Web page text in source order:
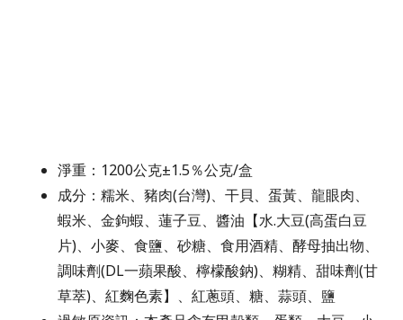
淨重：1200公克±1.5％公克/盒
成分：糯米、豬肉(台灣)、干貝、蛋黃、龍眼肉、
蝦米、金鉤蝦、蓮子豆、醬油【水.大豆(高蛋白豆
片)、小麥、食鹽、砂糖、食用酒精、酵母抽出物、
調味劑(DL一蘋果酸、檸檬酸鈉)、糊精、甜味劑(甘
草萃)、紅麴色素】、紅蔥頭、糖、蒜頭、鹽